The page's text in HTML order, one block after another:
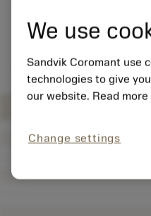
We use
Sandvik Coromant use
technologies to give
our website. Read more
Change settings